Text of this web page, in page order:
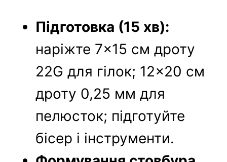
Підготовка (15 хв):
наріжте 7×15 см дроту
22G для гілок; 12×20 см
дроту 0,25 мм для
пелюсток; підготуйте
бісер і інструменти.